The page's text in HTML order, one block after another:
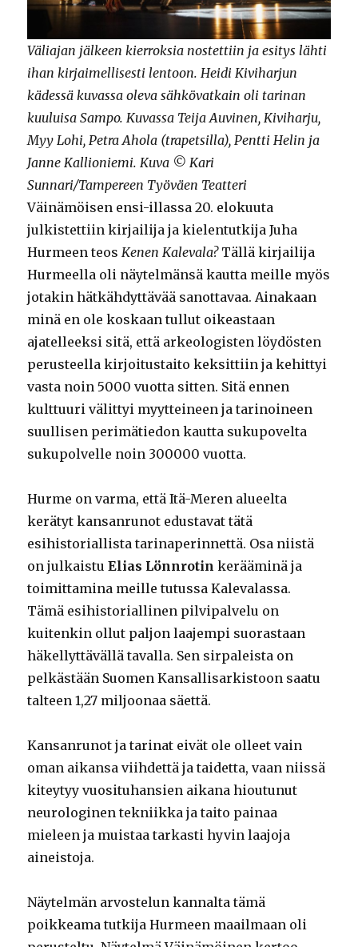
Väliajan jälkeen kierroksia nostettiin ja esitys lähti
ihan kirjaimellisesti lentoon. Heidi Kiviharjun
kädessä kuvassa oleva sähkövatkain oli tarinan
kuuluisa Sampo. Kuvassa Teija Auvinen, Kiviharju,
Myy Lohi, Petra Ahola (trapetsilla), Pentti Helin ja
Janne Kallioniemi. Kuva © Kari
Sunnari/Tampereen Työväen Teatteri
Väinämöisen ensi-illassa 20. elokuuta
julkistettiin kirjailija ja kielentutkija Juha
Hurmeen teosKenen Kalevala?Tällä kirjailija
Hurmeella oli näytelmänsä kautta meille myös
jotakin hätkähdyttävää sanottavaa. Ainakaan
minä en ole koskaan tullut oikeastaan
ajatelleeksi sitä, että arkeologisten löydösten
perusteella kirjoitustaito keksittiin ja kehittyi
vasta noin 5000 vuotta sitten. Sitä ennen
kulttuuri välittyi myytteineen ja tarinoineen
suullisen perimätiedon kautta sukupovelta
sukupolvelle noin 300000 vuotta.
Hurme on varma, että Itä-Meren alueelta
kerätyt kansanrunot edustavat tätä
esihistoriallista tarinaperinnettä. Osa niistä
on julkaistuElias Lönnrotin kerääminä ja
toimittamina meille tutussa Kalevalassa.
Tämä esihistoriallinen pilvipalvelu on
kuitenkin ollut paljon laajempi suorastaan
häkellyttävällä tavalla. Sen sirpaleista on
pelkästään Suomen Kansallisarkistoon saatu
talteen 1,27 miljoonaa säettä.
Kansanrunot ja tarinat eivät ole olleet vain
oman aikansa viihdettä ja taidetta, vaan niissä
kiteytyy vuosituhansien aikana hioutunut
neurologinen tekniikka ja taito painaa
mieleen ja muistaa tarkasti hyvin laajoja
aineistoja.
Näytelmän arvostelun kannalta tämä
poikkeama tutkija Hurmeen maailmaan oli